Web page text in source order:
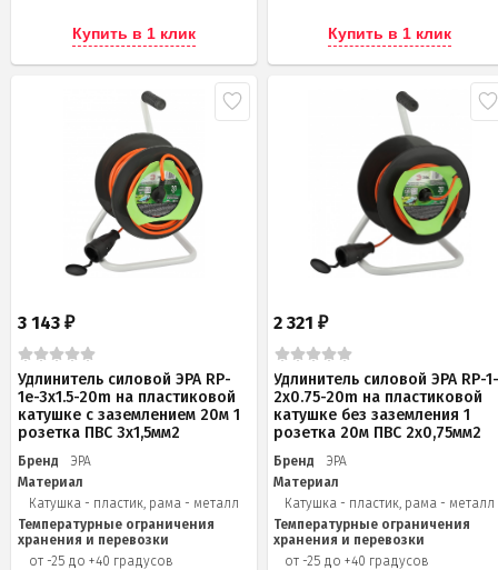
Купить в 1 клик Купить в 1 клик
3 143 ₽
Удлинитель силовой ЭРА RP-
1e-3x1.5-20m на пластиковой
катушке c заземлением 20м 1
розетка ПВС 3х1,5мм2
Бренд
ЭРА
Материал
Катушка - пластик, рама - металл
Температурные ограничения
хранения и перевозки
от -25 до +40 градусов
2 321₽
Удлинитель силовой ЭРА RP-
2x0.75-20m на пластиковой
катушке без заземления 1
розетка 20м ПВС 2х0,75мм2
Бренд
ЭРА
Материал
Катушка - пластик, рама - металл
Температурные ограничения
хранения и перевозки
от -25 до +40 градусов